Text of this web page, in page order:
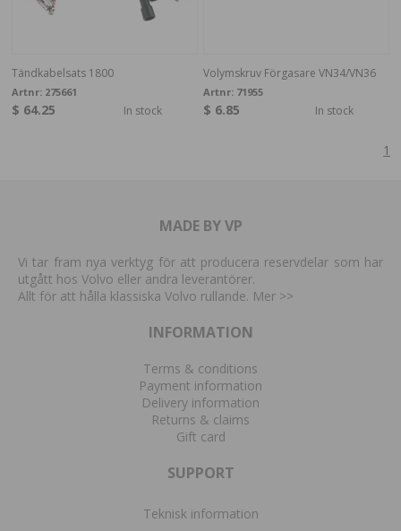
Tändkabelsats 1800
Artnr: 275661
$ 64.25 In stock
Volymskruv Förgasare VN34/VN36
Artnr: 71955
$ 6.85 In stock
1
MADE BY VP
Vi tar fram nya verktyg för att producera reservdelar som har
utgått hos Volvo eller andra leverantörer.
Allt för att hålla klassiska Volvo rullande. Mer >>
INFORMATION
Terms & conditions
Payment information
Delivery information
Returns & claims
Gift card
SUPPORT
Teknisk information